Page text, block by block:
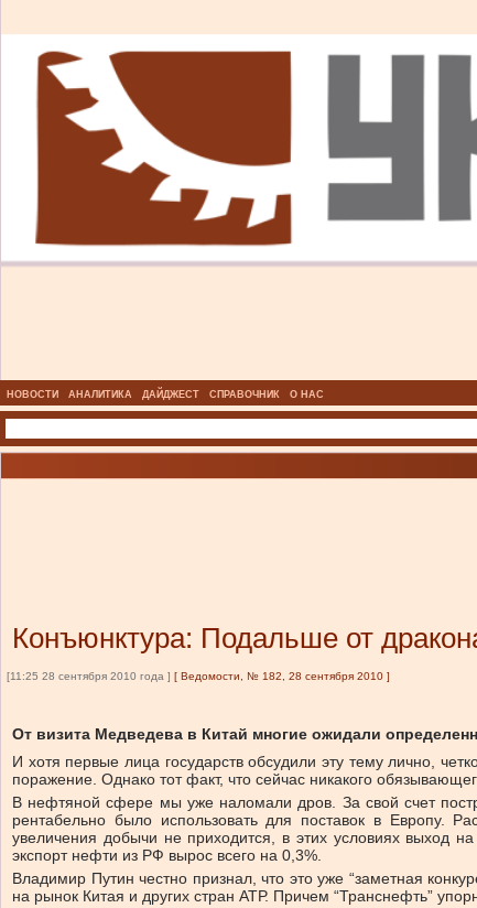
НОВОСТИ АНАЛИТИКА ДАЙДЖЕСТ СПРАВОЧНИК О НАС
Конъюнктура: Подальше от
[11:25 28 сентября 2010 года ] [ Ведомости, № 182, 28 сентября 2010 ]
От визита Медведева в Китай многие ожидали
И хотя первые лица государств обсудили эту тему лично,
поражение. Однако тот факт, что сейчас никакого
В нефтяной сфере мы уже наломали дров. За свой счет
рентабельно было использовать для поставок в Европу.
увеличения добычи не приходится, в этих условиях выход
экспорт нефти из РФ вырос всего на 0,3%.
Владимир Путин честно признал, что это уже “заметная
на рынок Китая и других стран АТР. Причем “Транснефть”